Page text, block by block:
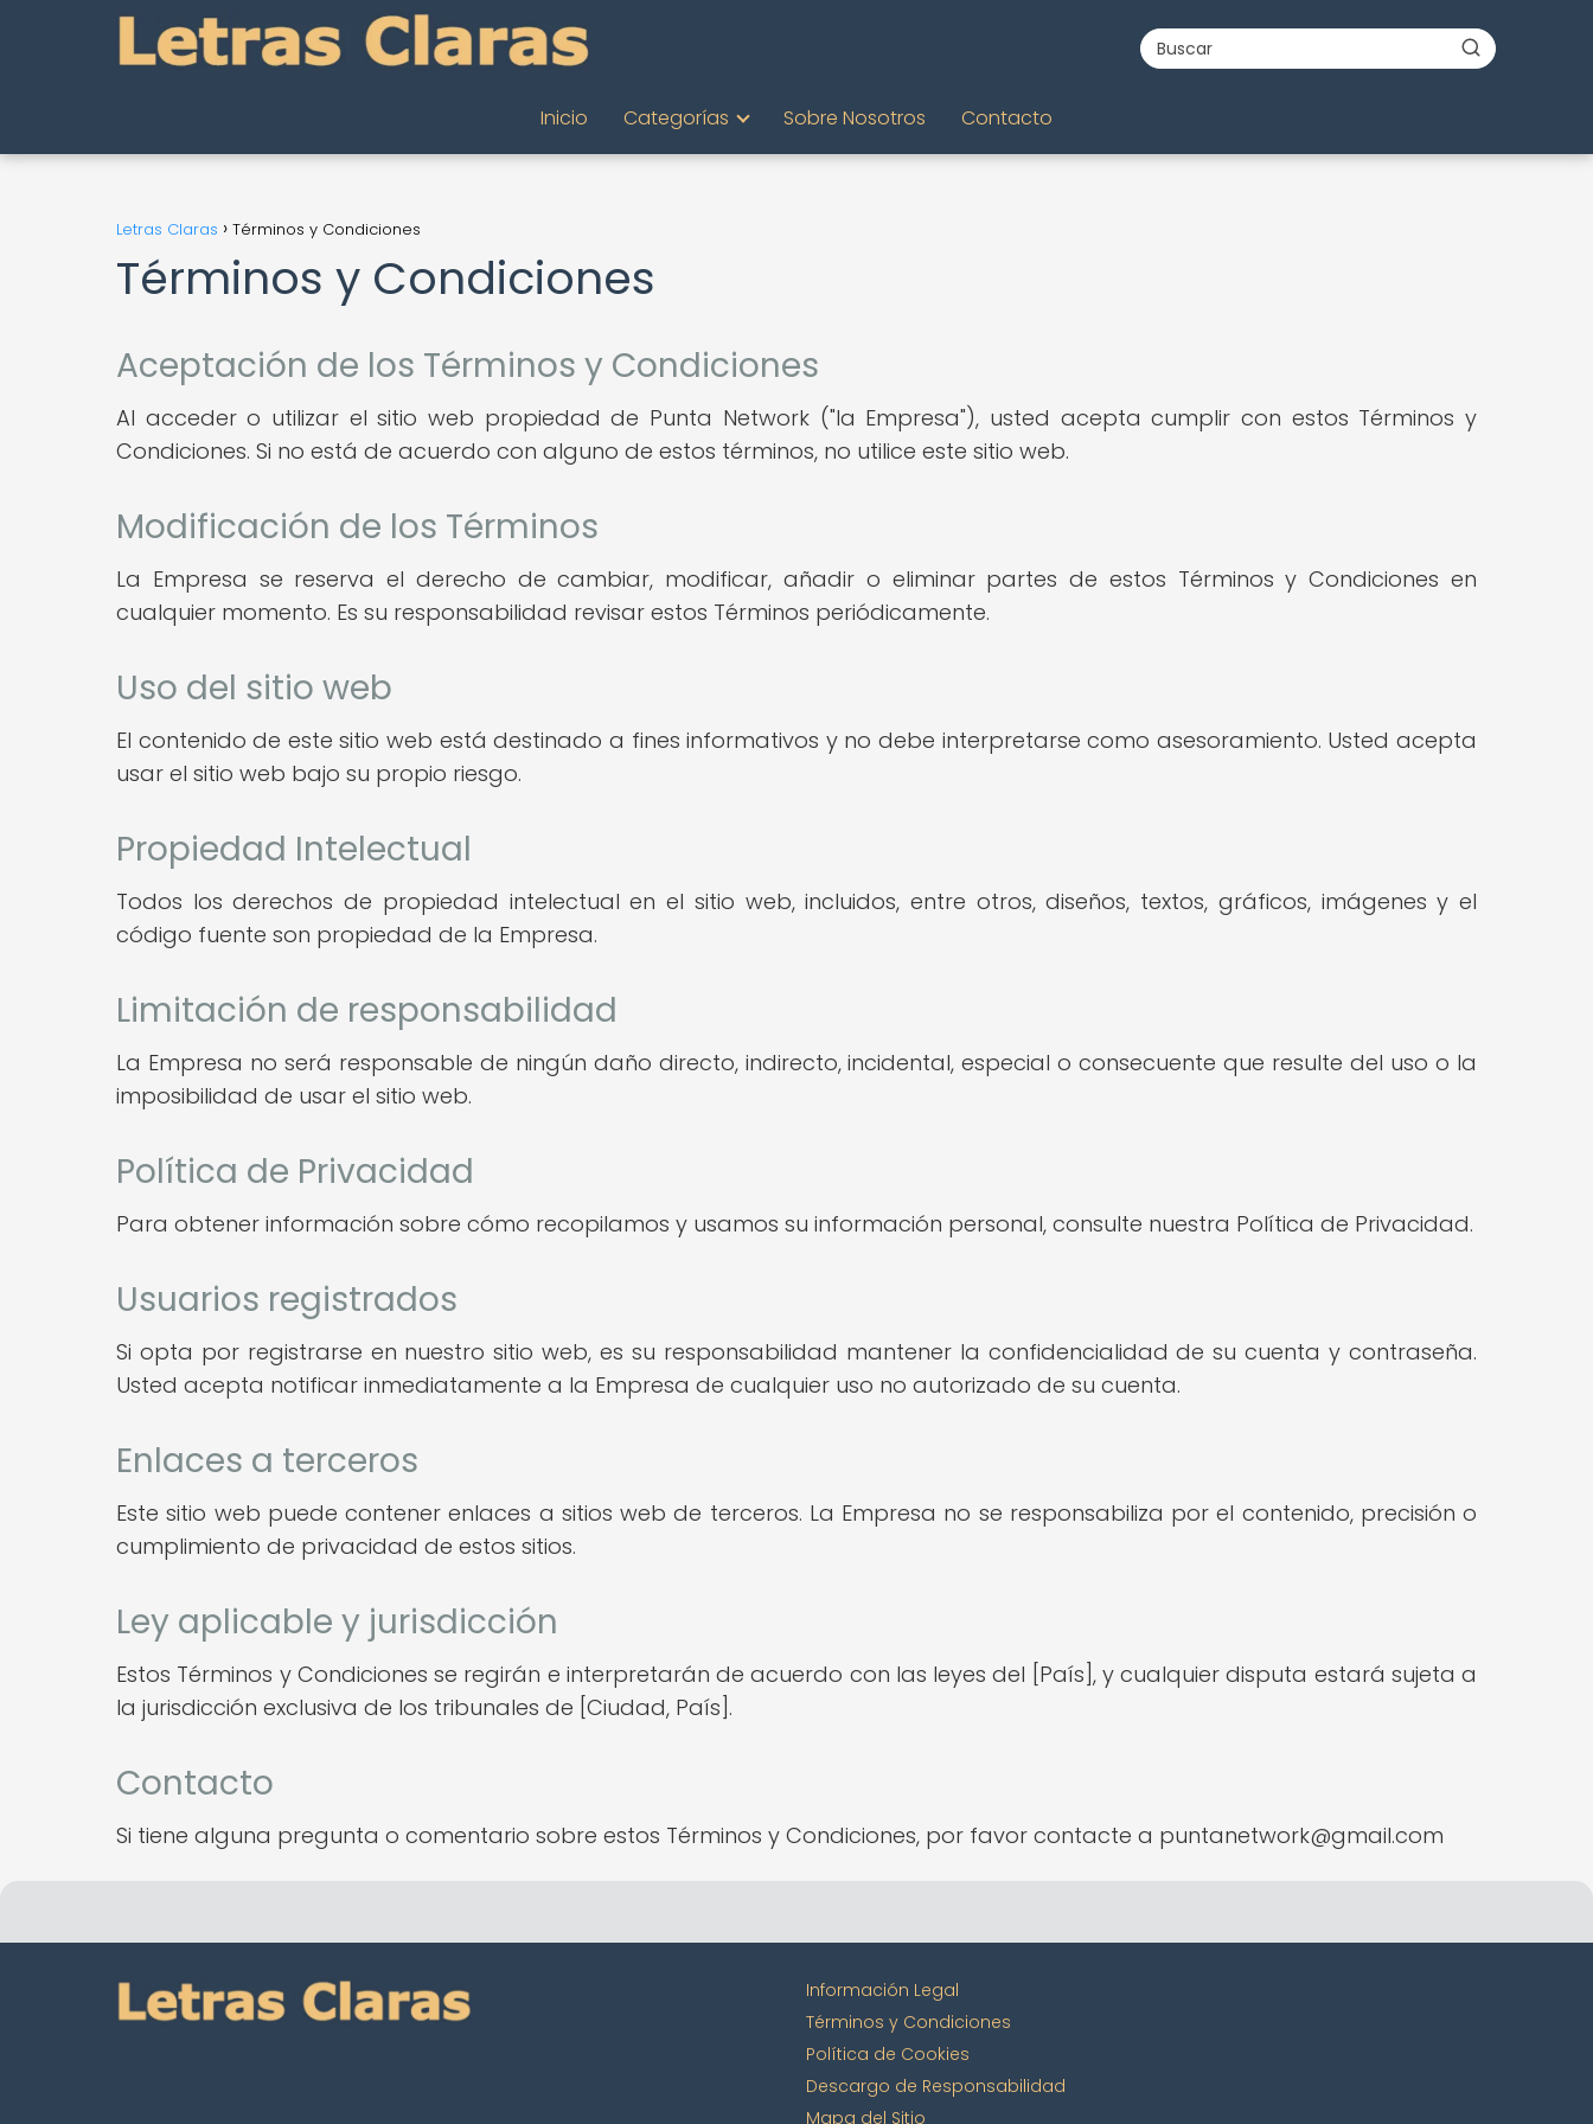
Inicio Categorías Sobre Nosotros Contacto
Letras Claras Términos y Condiciones
Términos y Condiciones
Aceptación de los Términos y Condiciones
Al acceder o utilizar el sitio web propiedad de Punta Network ("la Empresa"), usted acepta cumplir con estos Términos y
Condiciones. Si no está de acuerdo con alguno de estos términos, no utilice este sitio web.
Modificación de los Términos
La Empresa se reserva el derecho de cambiar, modificar, añadir o eliminar partes de estos Términos y Condiciones en
cualquier momento. Es su responsabilidad revisar estos Términos periódicamente.
Uso del sitio web
El contenido de este sitio web está destinado a fines informativos y no debe interpretarse como asesoramiento. Usted acepta
usar el sitio web bajo su propio riesgo.
Propiedad Intelectual
Todos los derechos de propiedad intelectual en el sitio web, incluidos, entre otros, diseños, textos, gráficos, imágenes y el
código fuente son propiedad de la Empresa.
Limitación de responsabilidad
La Empresa no será responsable de ningún daño directo, indirecto, incidental, especial o consecuente que resulte del uso o la
imposibilidad de usar el sitio web.
Política de Privacidad
Para obtener información sobre cómo recopilamos y usamos su información personal, consulte nuestra Política de Privacidad.
Usuarios registrados
Si opta por registrarse en nuestro sitio web, es su responsabilidad mantener la confidencialidad de su cuenta y contraseña.
Usted acepta notificar inmediatamente a la Empresa de cualquier uso no autorizado de su cuenta.
Enlaces a terceros
Este sitio web puede contener enlaces a sitios web de terceros. La Empresa no se responsabiliza por el contenido, precisión o
cumplimiento de privacidad de estos sitios.
Ley aplicable y jurisdicción
Estos Términos y Condiciones se regirán e interpretarán de acuerdo con las leyes del [País], y cualquier disputa estará sujeta a
la jurisdicción exclusiva de los tribunales de [Ciudad, País].
Contacto
Si tiene alguna pregunta o comentario sobre estos Términos y Condiciones, por favor contacte a puntanetwork@gmail.com
Información Legal
Términos y Condiciones
Política de Cookies
Descargo de Responsabilidad
Mapa del Sitio